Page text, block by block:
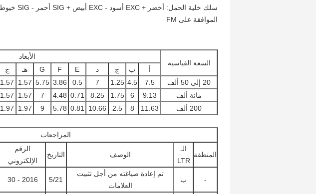
سلك خلية الحمل: أخضر + EXC أسود - EXC أبيض + SIG أحمر - SIG خيوط / صفراء: درع
الموافقة على FM
السعة القياسية
الأبعاد
أ
ب ج د E
F
G هـ ج
20 إلى 50 ألف
7.5
4.5
1.25
7
0.5
3.86
5.75
1.57
1.57
مائة ألف
9.13
6
1.75
8.25
0.71
4.48
7
1.57
1.57
200 ألف
11.63
8
2.5
10.66
0.81
5.78
9
1.97
1.97
المراجعات
المنطقة
الـ
LTR
الوصف التاريخ
الرقم
الإلكتروني
- ب
تم إعادة صياغته من أجل تثبيت
العلامات
5/21
2016 - 30